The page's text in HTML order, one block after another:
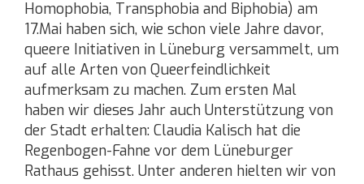
Homophobia, Transphobia and Biphobia) am
17.Mai haben sich, wie schon viele Jahre davor,
queere Initiativen in Lüneburg versammelt, um
auf alle Arten von Queerfeindlichkeit
aufmerksam zu machen. Zum ersten Mal
haben wir dieses Jahr auch Unterstützung von
der Stadt erhalten: Claudia Kalisch hat die
Regenbogen-Fahne vor dem Lüneburger
Rathaus gehisst. Unter anderen hielten wir von